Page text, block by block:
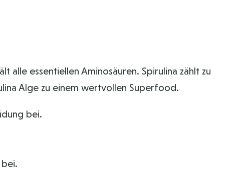
alle essentiellen Aminosäuren. Spirulina zählt zu
Alge zu einem wertvollen Superfood.
bei.